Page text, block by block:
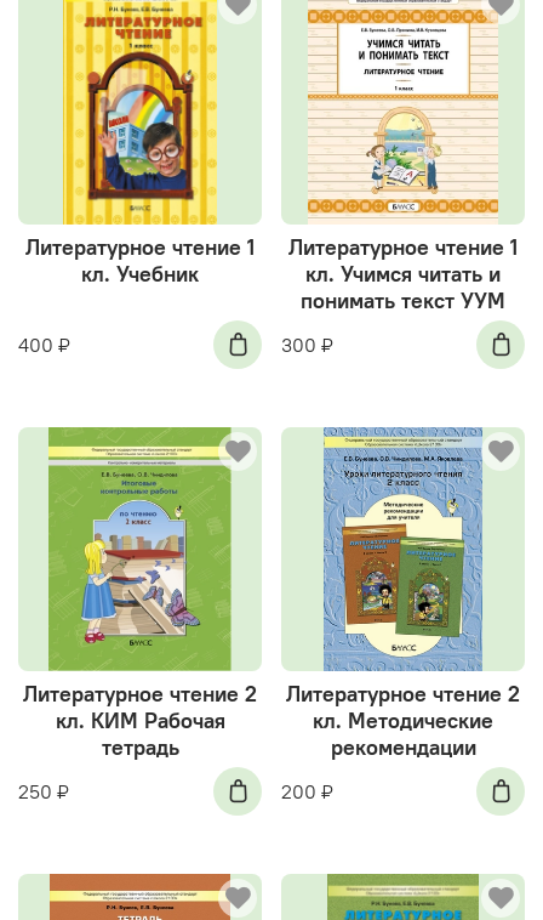
Литературное чтение 1
кл. Учебник
400 ₽
Литературное чтение 1
кл. Учимся читать и
понимать текст УУМ
300 ₽
Литературное чтение 2
кл. КИМ Рабочая
тетрадь
250 ₽
Литературное чтение 2
кл. Методические
рекомендации
200 ₽